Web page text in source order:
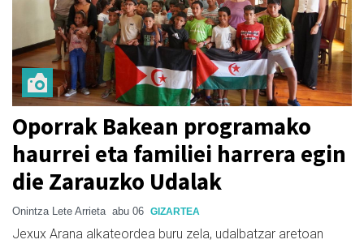
Oporrak Bakean programako
haurrei eta familiei harrera egin
die Zarauzko Udalak
Onintza Lete Arrieta abu 06 GIZARTEA
Jexux Arana alkateordea buru zela, udalbatzar aretoan